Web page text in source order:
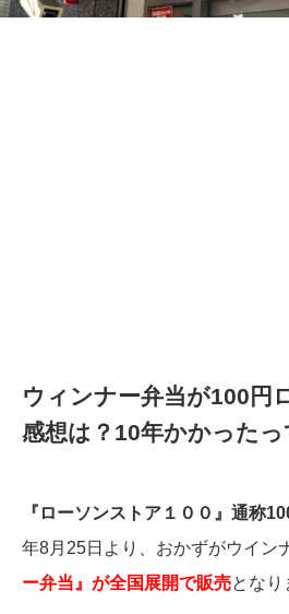
ウィンナー弁当が100円
感想は？10年かかった
『ローソンストア１００』通称
年8月25日より、おかずがウイン
ー弁当』が全国展開で販売となり